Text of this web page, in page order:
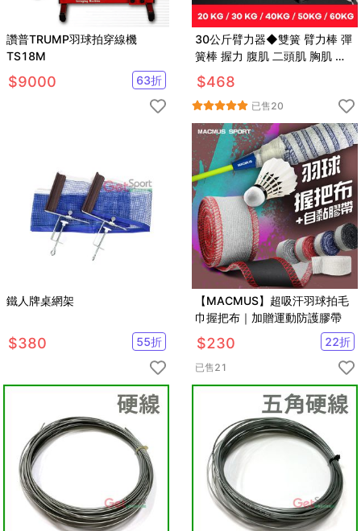
讚普TRUMP羽球拍穿線機
TS18M
$9000 63折
30公斤臂力器◆雙簧 臂力棒 彈
簧棒 握力 腹肌 二頭肌 胸肌 伏
地挺身 健肌器 重訓 健身舉重
$468
已售20
鐵人牌桌網架
$380 55折
【MACMUS】超吸汗羽球拍毛
巾握把布｜加贈運動防護膠帶
$230 22折
已售21